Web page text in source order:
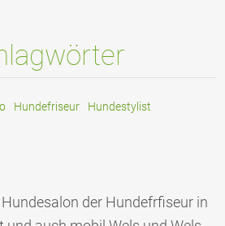
Hundefriseur Hundestylist
der Hundefrfiseur in